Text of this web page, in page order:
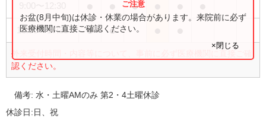
●
15:00〜17:30 ● ●
外来受付時間・内容等について、事前に必ず医療機関に直接ご確
認ください。
お盆(8月中旬)は休診・休業の場合があります。来院前に必ず
医療機関に直接ご確認ください。
×閉じる
備考:水・土曜AMのみ 第2・4土曜休診
休診日:日、祝